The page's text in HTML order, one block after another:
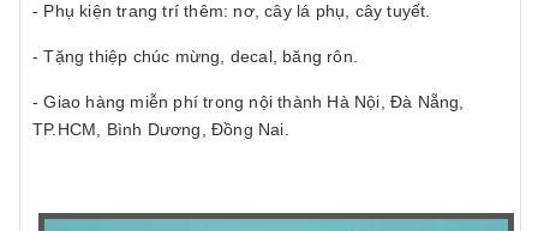
- Phụ kiện trang trí thêm: nơ, cây lá phụ, cây tuyết.
- Tặng thiệp chúc mừng, decal, băng rôn.
- Giao hàng miễn phí trong nội thành Hà Nội, Đà Nẵng,
TP.HCM, Bình Dương, Đồng Nai.